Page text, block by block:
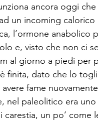
ancora oggi
un incoming
l’ormone anabolico
e, visto che non ci
al giorno a piedi per
finita, dato che lo
fame
nel paleolitico era
un po’ come